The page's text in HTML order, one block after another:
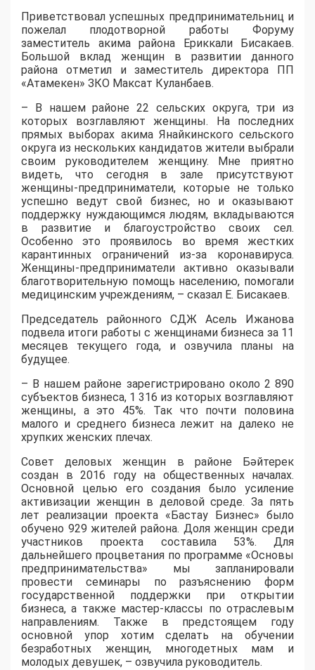
Приветствовал успешных предпринимательниц и
пожелал плодотворной работы Форуму
заместитель акима района Ериккали Бисакаев.
Большой вклад женщин в развитии данного
района отметил и заместитель директора ПП
«Атамекен» ЗКО Максат Куланбаев.
– В нашем районе 22 сельских округа, три из
которых возглавляют женщины. На последних
прямых выборах акима Янайкинского сельского
округа из нескольких кандидатов жители выбрали
своим руководителем женщину. Мне приятно
видеть, что сегодня в зале присутствуют
женщины-предприниматели, которые не только
успешно ведут свой бизнес, но и оказывают
поддержку нуждающимся людям, вкладываются
в развитие и благоустройство своих сел.
Особенно это проявилось во время жестких
карантинных ограничений из-за коронавируса.
Женщины-предприниматели активно оказывали
благотворительную помощь населению, помогали
медицинским учреждениям, – сказал Е. Бисакаев.
Председатель районного СДЖ Асель Ижанова
подвела итоги работы с женщинами бизнеса за 11
месяцев текущего года, и озвучила планы на
будущее.
– В нашем районе зарегистрировано около 2 890
субъектов бизнеса, 1 316 из которых возглавляют
женщины, а это 45%. Так что почти половина
малого и среднего бизнеса лежит на далеко не
хрупких женских плечах.
Совет деловых женщин в районе Бәйтерек
создан в 2016 году на общественных началах.
Основной целью его создания было усиление
активизации женщин в деловой среде. За пять
лет реализации проекта «Бастау Бизнес» было
обучено 929 жителей района. Доля женщин среди
участников проекта составила 53%. Для
дальнейшего процветания по программе «Основы
предпринимательства» мы запланировали
провести семинары по разъяснению форм
государственной поддержки при открытии
бизнеса, а также мастер-классы по отраслевым
направлениям. Также в предстоящем году
основной упор хотим сделать на обучении
безработных женщин, многодетных мам и
молодых девушек, – озвучила руководитель.